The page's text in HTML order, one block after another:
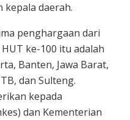
kepala daerah.
penghargaan dari
ke-100 itu adalah
Banten, Jawa Barat,
dan Sulteng.
kepada
dan Kementerian